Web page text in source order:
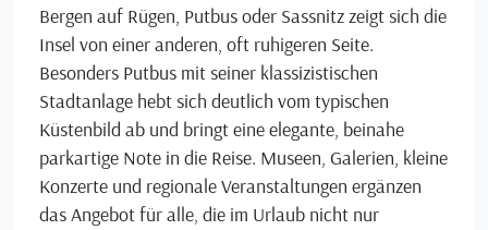
Bergen auf Rügen, Putbus oder Sassnitz zeigt sich die
Insel von einer anderen, oft ruhigeren Seite.
Besonders Putbus mit seiner klassizistischen
Stadtanlage hebt sich deutlich vom typischen
Küstenbild ab und bringt eine elegante, beinahe
parkartige Note in die Reise. Museen, Galerien, kleine
Konzerte und regionale Veranstaltungen ergänzen
das Angebot für alle, die im Urlaub nicht nur